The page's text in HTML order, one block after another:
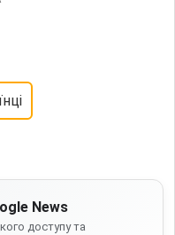
News
доступу та